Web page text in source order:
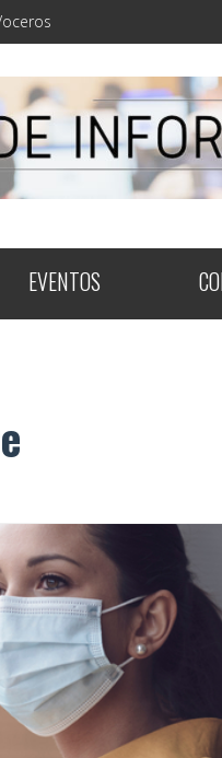
EVENTOS